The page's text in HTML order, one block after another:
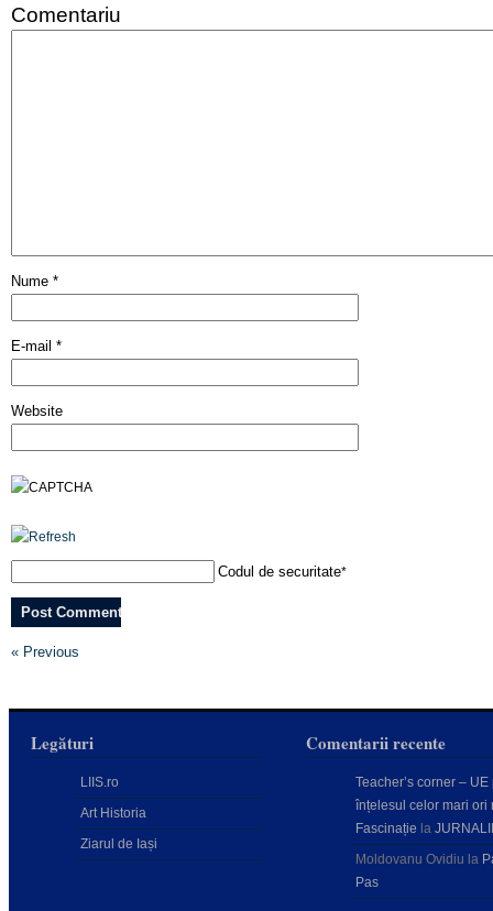
Comentariu
Nume *
E-mail *
Website
Codul de securitate*
« Previous
Legături
LIIS.ro
Art Historia
Ziarul de Iași
Comentarii recente
Teacher’s corner – UE
înțelesul celor mari ori
Fascinație la
Moldovanu Ovidiu la
Pas